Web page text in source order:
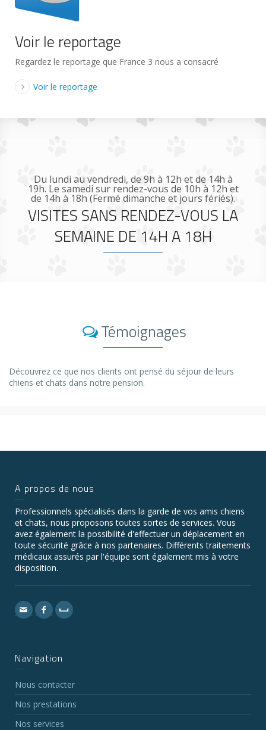
Voir le reportage
Regardez le reportage que France 3 nous a consacré
Voir le reportage
Du lundi au vendredi, de 9h à 12h et de 14h à
19h. Le samedi sur rendez-vous de 10h à 12h et
de 14h à 18h (Fermé dimanche et jours fériés).
VISITES SANS RENDEZ-VOUS LA
SEMAINE DE 14H A 18H
Témoignages
Découvrez ce que nos clients ont pensé du séjour de leurs
chiens et chats dans notre pension.
A propos de nous
Professionnels spécialisés dans la garde de vos amis chiens
et chats, nous proposons toutes sortes de services. Vous
avez également la possibilité d'effectuer un déplacement en
toute sécurité grâce à nos partenaires. Différents traitements
médicaux assurés par l'équipe sont également mis à votre
disposition.
Navigation
Nous contacter
Nos prestations
Nos services